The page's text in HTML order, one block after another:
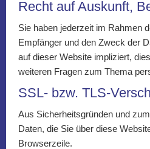
Recht auf Auskunft,
Sie haben jederzeit im Rahmen
Empfänger und den Zweck der
auf dieser Website impliziert,
weiteren Fragen zum Thema
SSL- bzw. TLS-
Aus Sicherheitsgründen und
Daten, die Sie über diese
Browserzeile.